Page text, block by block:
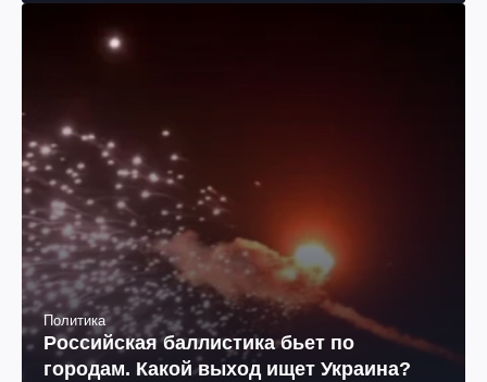
Политика
Российская баллистика бьет по
городам. Какой выход ищет Украина?